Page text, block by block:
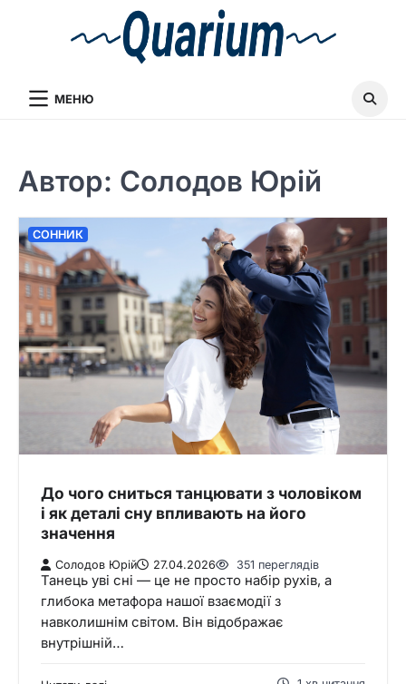
МЕНЮ
Автор: Солодов Юрій
СОННИК
До чого сниться танцювати з чоловіком
і як деталі сну впливають на його
значення
Солодов Юрій 27.04.2026 351 переглядів
Танець уві сні — це не просто набір рухів, а
глибока метафора нашої взаємодії з
навколишнім світом. Він відображає
внутрішній…